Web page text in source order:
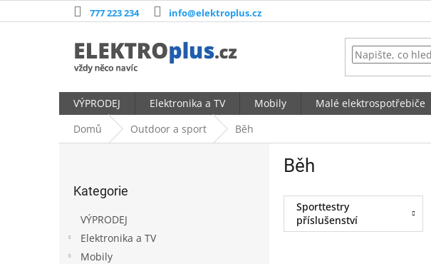
na
777 223 234 info@elektroplus.cz
VÝPRODEJ Elektronika a TV Mobily Malé elektrospotřebiče
Domů
Outdoor a sport Běh
kategorie
Kategorie
VÝPRODEJ
Elektronika a TV
Mobily
Běh
Sporttestry
příslušenství